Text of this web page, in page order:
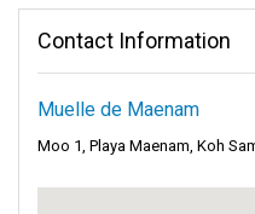
Contact Information
Muelle de Maenam
Moo 1, Playa Maenam, Koh